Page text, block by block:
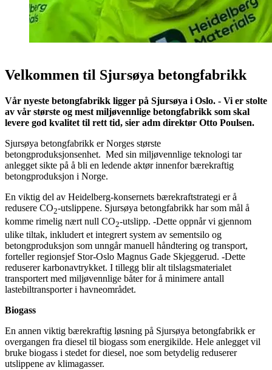
Velkommen til Sjursøya betongfabrikk
Vår nyeste betongfabrikk ligger på Sjursøya i Oslo. - Vi er stolte
av vår største og mest miljøvennlige betongfabrikk som skal
levere god kvalitet til rett tid, sier adm direktør Otto Poulsen.
Sjursøya betongfabrikk er Norges største
betongproduksjonsenhet. Med sin miljøvennlige teknologi tar
anlegget sikte på å bli en ledende aktør innenfor bærekraftig
betongproduksjon i Norge.
En viktig del av Heidelberg-konsernets bærekraftstrategi er å
redusere CO2-utslippene. Sjursøya betongfabrikk har som mål å
komme rimelig nært null CO2-utslipp. -Dette oppnår vi gjennom
ulike tiltak, inkludert et integrert system av sementsilo og
betongproduksjon som unngår manuell håndtering og transport,
forteller regionsjef Stor-Oslo Magnus Gade Skjeggerud. -Dette
reduserer karbonavtrykket. I tillegg blir alt tilslagsmaterialet
transportert med miljøvennlige båter for å minimere antall
lastebiltransporter i havneområdet.
Biogass
En annen viktig bærekraftig løsning på Sjursøya betongfabrikk er
overgangen fra diesel til biogass som energikilde. Hele anlegget vil
bruke biogass i stedet for diesel, noe som betydelig reduserer
utslippene av klimagasser.